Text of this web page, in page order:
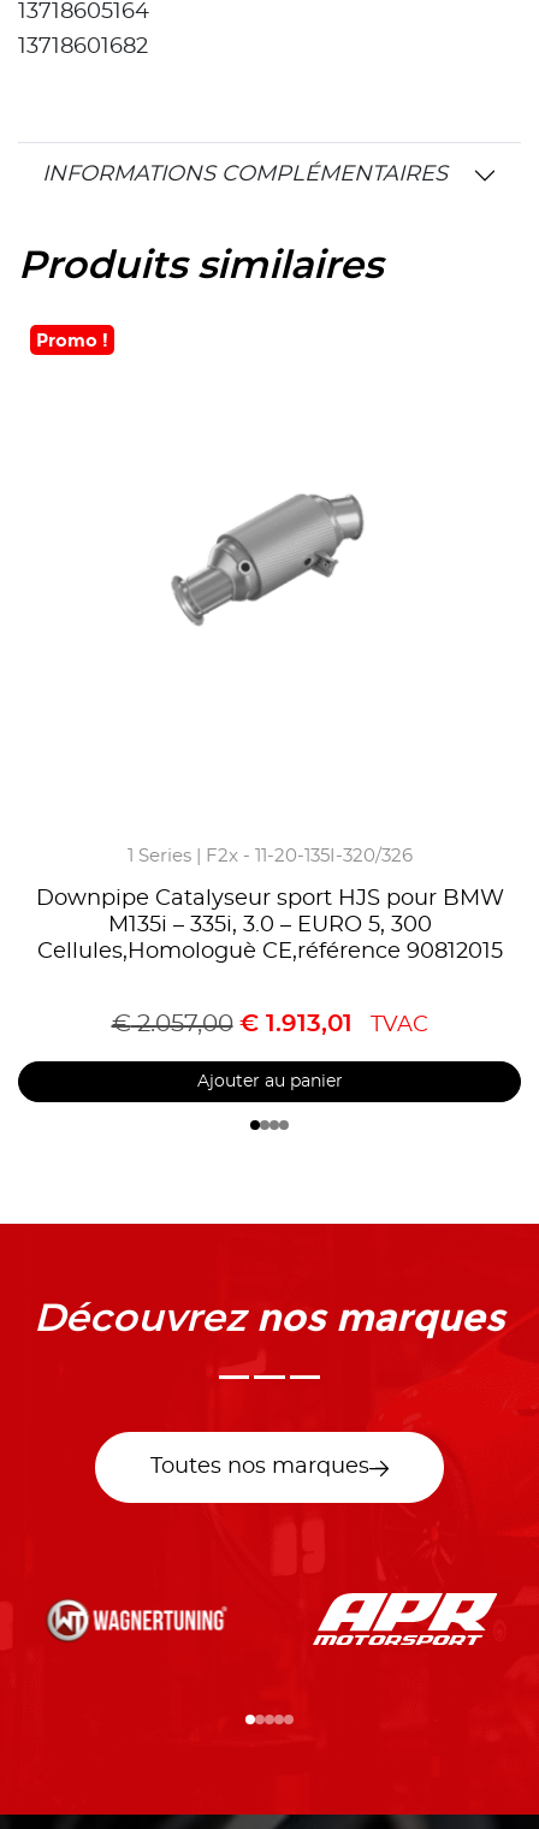
13718605164
13718601682
INFORMATIONS COMPLÉMENTAIRES
Produits similaires
Promo !
1 Series | F2x - 11-20-135I-320/326
Downpipe Catalyseur sport HJS pour BMW
M135i – 335i, 3.0 – EURO 5, 300
Cellules,Homologuè CE,référence 90812015
€2.057,00 €1.913,01 TVAC
Ajouter au panier
Découvrez nos marques
Toutes nos marques